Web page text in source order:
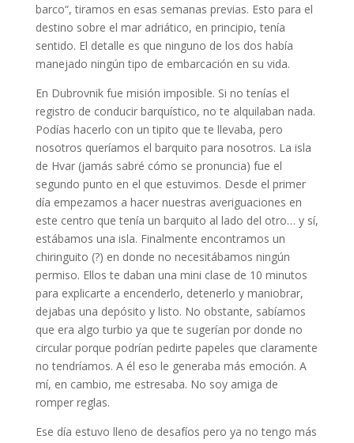
barco“, tiramos en esas semanas previas. Esto para el
destino sobre el mar adriático, en principio, tenía
sentido. El detalle es que ninguno de los dos había
manejado ningún tipo de embarcación en su vida.
En Dubrovnik fue misión imposible. Si no tenías el
registro de conducir barquístico, no te alquilaban nada.
Podías hacerlo con un tipito que te llevaba, pero
nosotros queríamos el barquito para nosotros. La isla
de Hvar (jamás sabré cómo se pronuncia) fue el
segundo punto en el que estuvimos. Desde el primer
día empezamos a hacer nuestras averiguaciones en
este centro que tenía un barquito al lado del otro… y sí,
estábamos una isla. Finalmente encontramos un
chiringuito (?) en donde no necesitábamos ningún
permiso. Ellos te daban una mini clase de 10 minutos
para explicarte a encenderlo, detenerlo y maniobrar,
dejabas una depósito y listo. No obstante, sabíamos
que era algo turbio ya que te sugerían por donde no
circular porque podrían pedirte papeles que claramente
no tendríamos. A él eso le generaba más emoción. A
mí, en cambio, me estresaba. No soy amiga de
romper reglas.
Ese día estuvo lleno de desafíos pero ya no tengo más